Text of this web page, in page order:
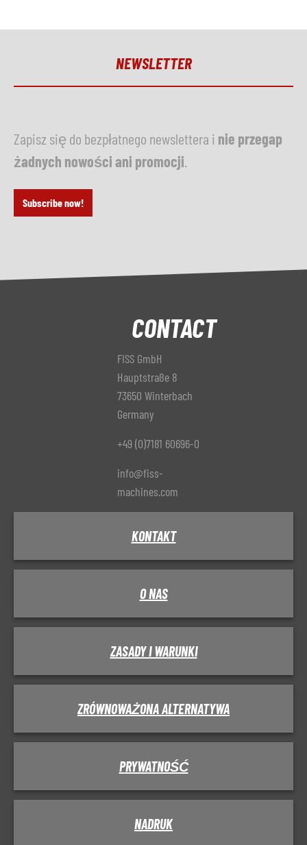
NEWSLETTER
Zapisz się do bezpłatnego newslettera i nie przegap
żadnych nowości ani promocji
Subscribe now!
CONTACT
FISS GmbH
Hauptstraße 8
73650 Winterbach
Germany
+49 (0)7181 60696-0
info@fiss-
machines.com
KONTAKT
O NAS
ZASADY I WARUNKI
ZRÓWNOWAŻONA ALTERNATYWA
PRYWATNOŚĆ
NADRUK